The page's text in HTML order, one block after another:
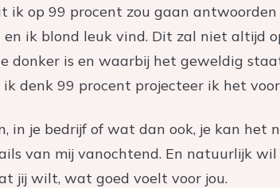
ik op 99 procent zou gaan
ik blond leuk vind. Dit zal niet altijd
donker is en waarbij het geweldig
denk 99 procent projecteer ik het
in je bedrijf of wat dan ook, je kan het
van mij vanochtend. En natuurlijk
jij wilt, wat goed voelt voor jou.